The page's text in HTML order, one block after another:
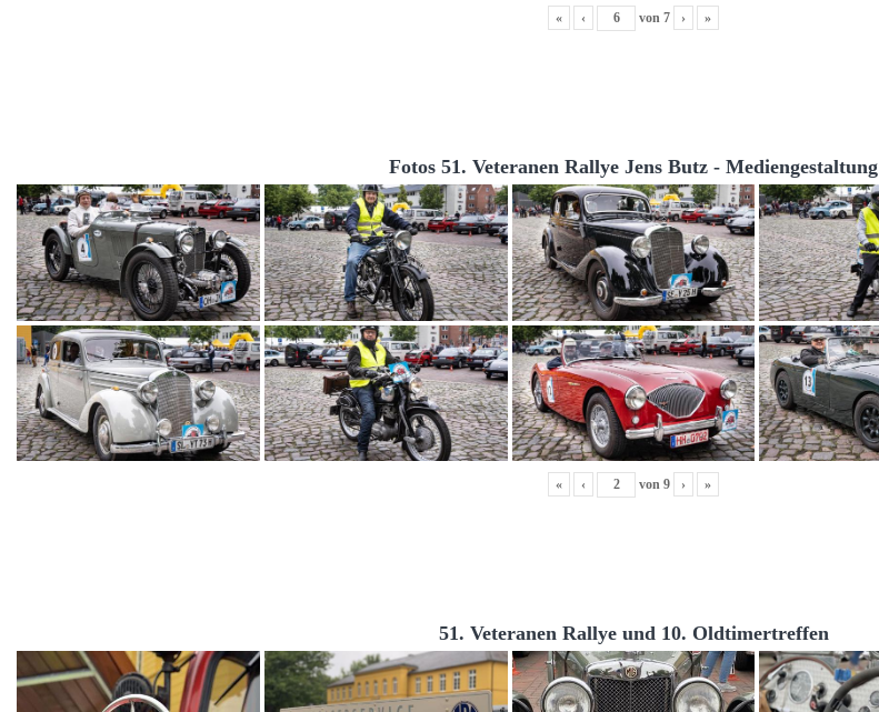
« ‹ von 7 › »
Fotos 51. Veteranen Rallye Jens Butz - Mediengestaltung
« ‹ von 9 › »
51. Veteranen Rallye und 10. Oldtimertreffen